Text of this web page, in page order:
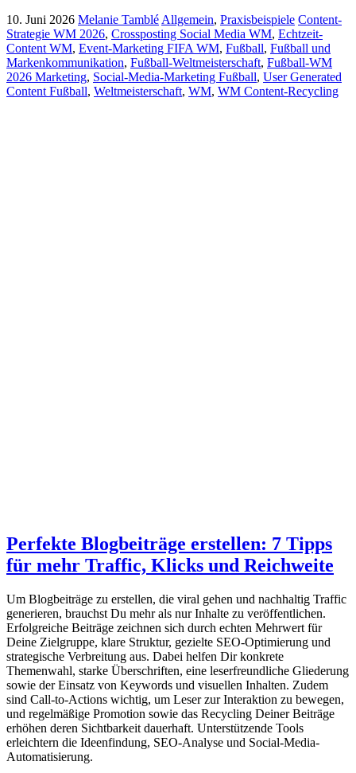
10. Juni 2026 Melanie Tamblé Allgemein, Praxisbeispiele Content-
Strategie WM 2026, Crossposting Social Media WM, Echtzeit-
Content WM, Event-Marketing FIFA WM, Fußball, Fußball und
Markenkommunikation, Fußball-Weltmeisterschaft, Fußball-WM
2026 Marketing, Social-Media-Marketing Fußball, User Generated
Content Fußball, Weltmeisterschaft, WM, WM Content-Recycling
Perfekte Blogbeiträge erstellen: 7 Tipps
für mehr Traffic, Klicks und Reichweite
Um Blogbeiträge zu erstellen, die viral gehen und nachhaltig Traffic
generieren, brauchst Du mehr als nur Inhalte zu veröffentlichen.
Erfolgreiche Beiträge zeichnen sich durch echten Mehrwert für
Deine Zielgruppe, klare Struktur, gezielte SEO-Optimierung und
strategische Verbreitung aus. Dabei helfen Dir konkrete
Themenwahl, starke Überschriften, eine leserfreundliche Gliederung
sowie der Einsatz von Keywords und visuellen Inhalten. Zudem
sind Call-to-Actions wichtig, um Leser zur Interaktion zu bewegen,
und regelmäßige Promotion sowie das Recycling Deiner Beiträge
erhöhen deren Sichtbarkeit dauerhaft. Unterstützende Tools
erleichtern die Ideenfindung, SEO-Analyse und Social-Media-
Automatisierung.